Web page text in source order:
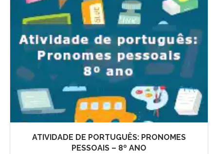
ATIVIDADE DE PORTUGUÊS: PRONOMES
PESSOAIS – 8º ANO